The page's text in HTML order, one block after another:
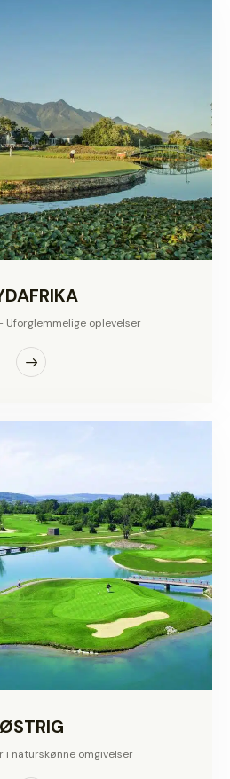
Uforglemmelige oplevelser
ØSTRIG
i naturskønne omgivelser